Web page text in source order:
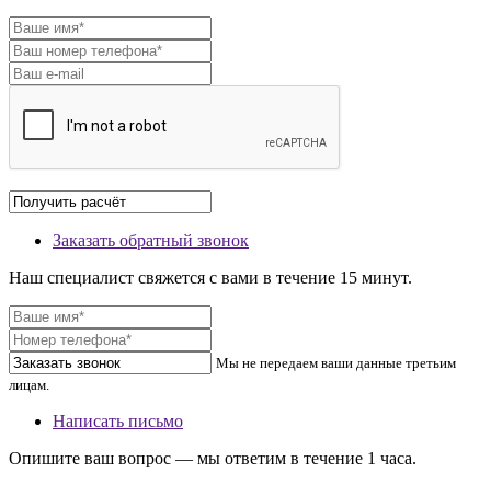
Заказать обратный звонок
Наш специалист свяжется с вами в течение 15 минут.
Мы не передаем ваши данные третьим
лицам.
Написать письмо
Опишите ваш вопрос — мы ответим в течение 1 часа.